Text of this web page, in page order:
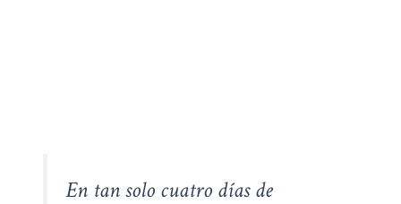
En tan solo cuatro días de